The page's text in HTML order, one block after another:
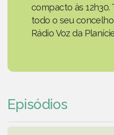
compacto às 12h30.
todo o seu
Rádio Voz da
Episódios